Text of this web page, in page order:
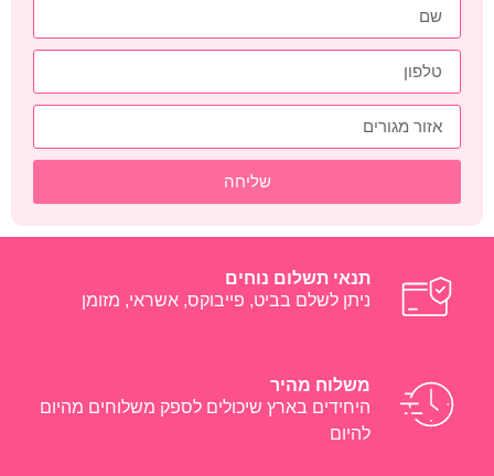
שליחה
תנאי תשלום נוחים
ניתן לשלם בביט, פייבוקס, אשראי, מזומן
משלוח מהיר
היחידים בארץ שיכולים לספק משלוחים מהיום
להיום